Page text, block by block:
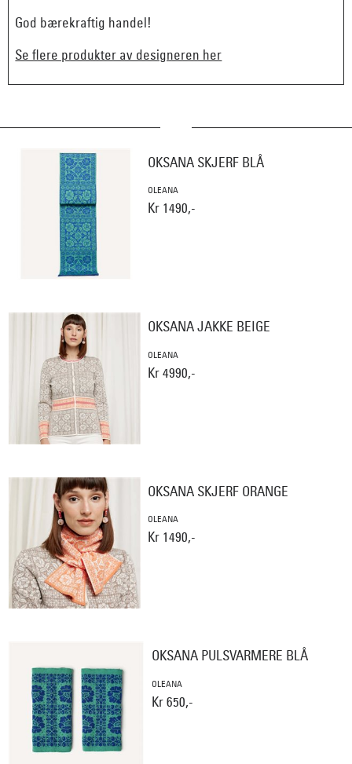
God bærekraftig handel!
Se flere produkter av designeren her
OKSANA SKJERF BLÅ
OLEANA
Kr 1490,-
OKSANA JAKKE BEIGE
OLEANA
Kr 4990,-
OKSANA SKJERF ORANGE
OLEANA
Kr 1490,-
OKSANA PULSVARMERE BLÅ
OLEANA
Kr 650,-